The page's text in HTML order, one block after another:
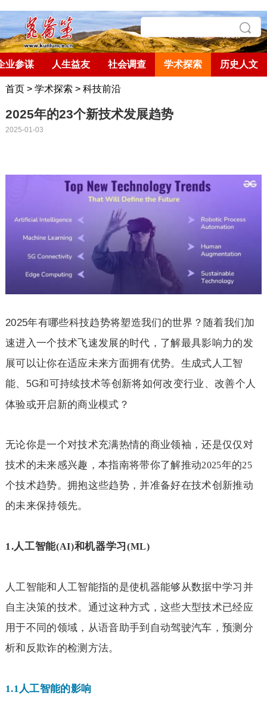
业参谋 人生益友 社会调查 学术探索 历史人文
首页> 学术探索 > 科技前沿
2025年的23个新技术发展趋势
2025-01-03
2025年有哪些科技趋势将塑造我们的世界？随着我们加
速进入一个技术飞速发展的时代，了解最具影响力的发
展可以让你在适应未来方面拥有优势。生成式人工智
能、
5G和可持续技术等创新将如何改变行业、改善个人
体验或开启新的商业模式？
无论你是一个对技术充满热情的商业领袖，还是仅仅对
技术的未来感兴趣，本指南将带你了解推动2025年的25
个技术趋势。拥抱这些趋势，并准备好在技术创新推动
的未来保持领先。
1.人工智能(AI)和机器学习 (ML)
人工智能和人工智能指的是使机器能够从数据中学习并
自主决策的技术。通过这种方式，这些大型技术已经应
用于不同的领域，从语音助手到自动驾驶汽车，预测分
析和反欺诈的检测方法。
1.1人工智能的影响